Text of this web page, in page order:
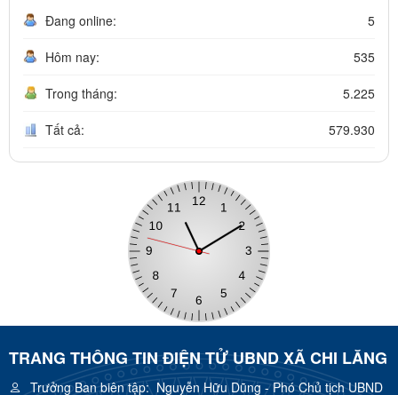
Đang online: 5
Hôm nay: 535
Trong tháng: 5.225
Tất cả: 579.930
TRANG THÔNG TIN ĐIỆN TỬ UBND XÃ CHI LĂNG
Trưởng Ban biên tập:Nguyễn Hữu Dũng - Phó Chủ tịch UBND